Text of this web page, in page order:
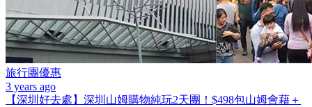
旅行團優惠
3 years ago
【深圳好去處】深圳山姆購物純玩2天團！$498包山姆會藉＋